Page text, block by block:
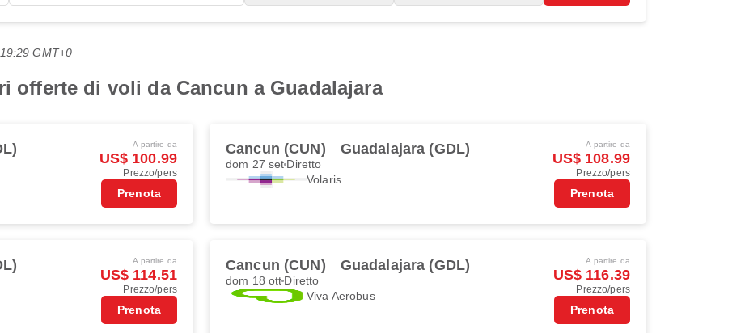
GMT+0
offerte di voli da Cancun a Guadalajara
A partire da
US$ 100.99
Prezzo/pers
Prenota
Cancun (CUN) Guadalajara (GDL)
dom 27 set Diretto
Volaris
A partire da
US$ 108.99
Prezzo/pers
Prenota
A partire da
US$ 114.51
Prezzo/pers
Prenota
Cancun (CUN) Guadalajara (GDL)
dom 18 ott Diretto
Viva Aerobus
A partire da
US$ 116.39
Prezzo/pers
Prenota